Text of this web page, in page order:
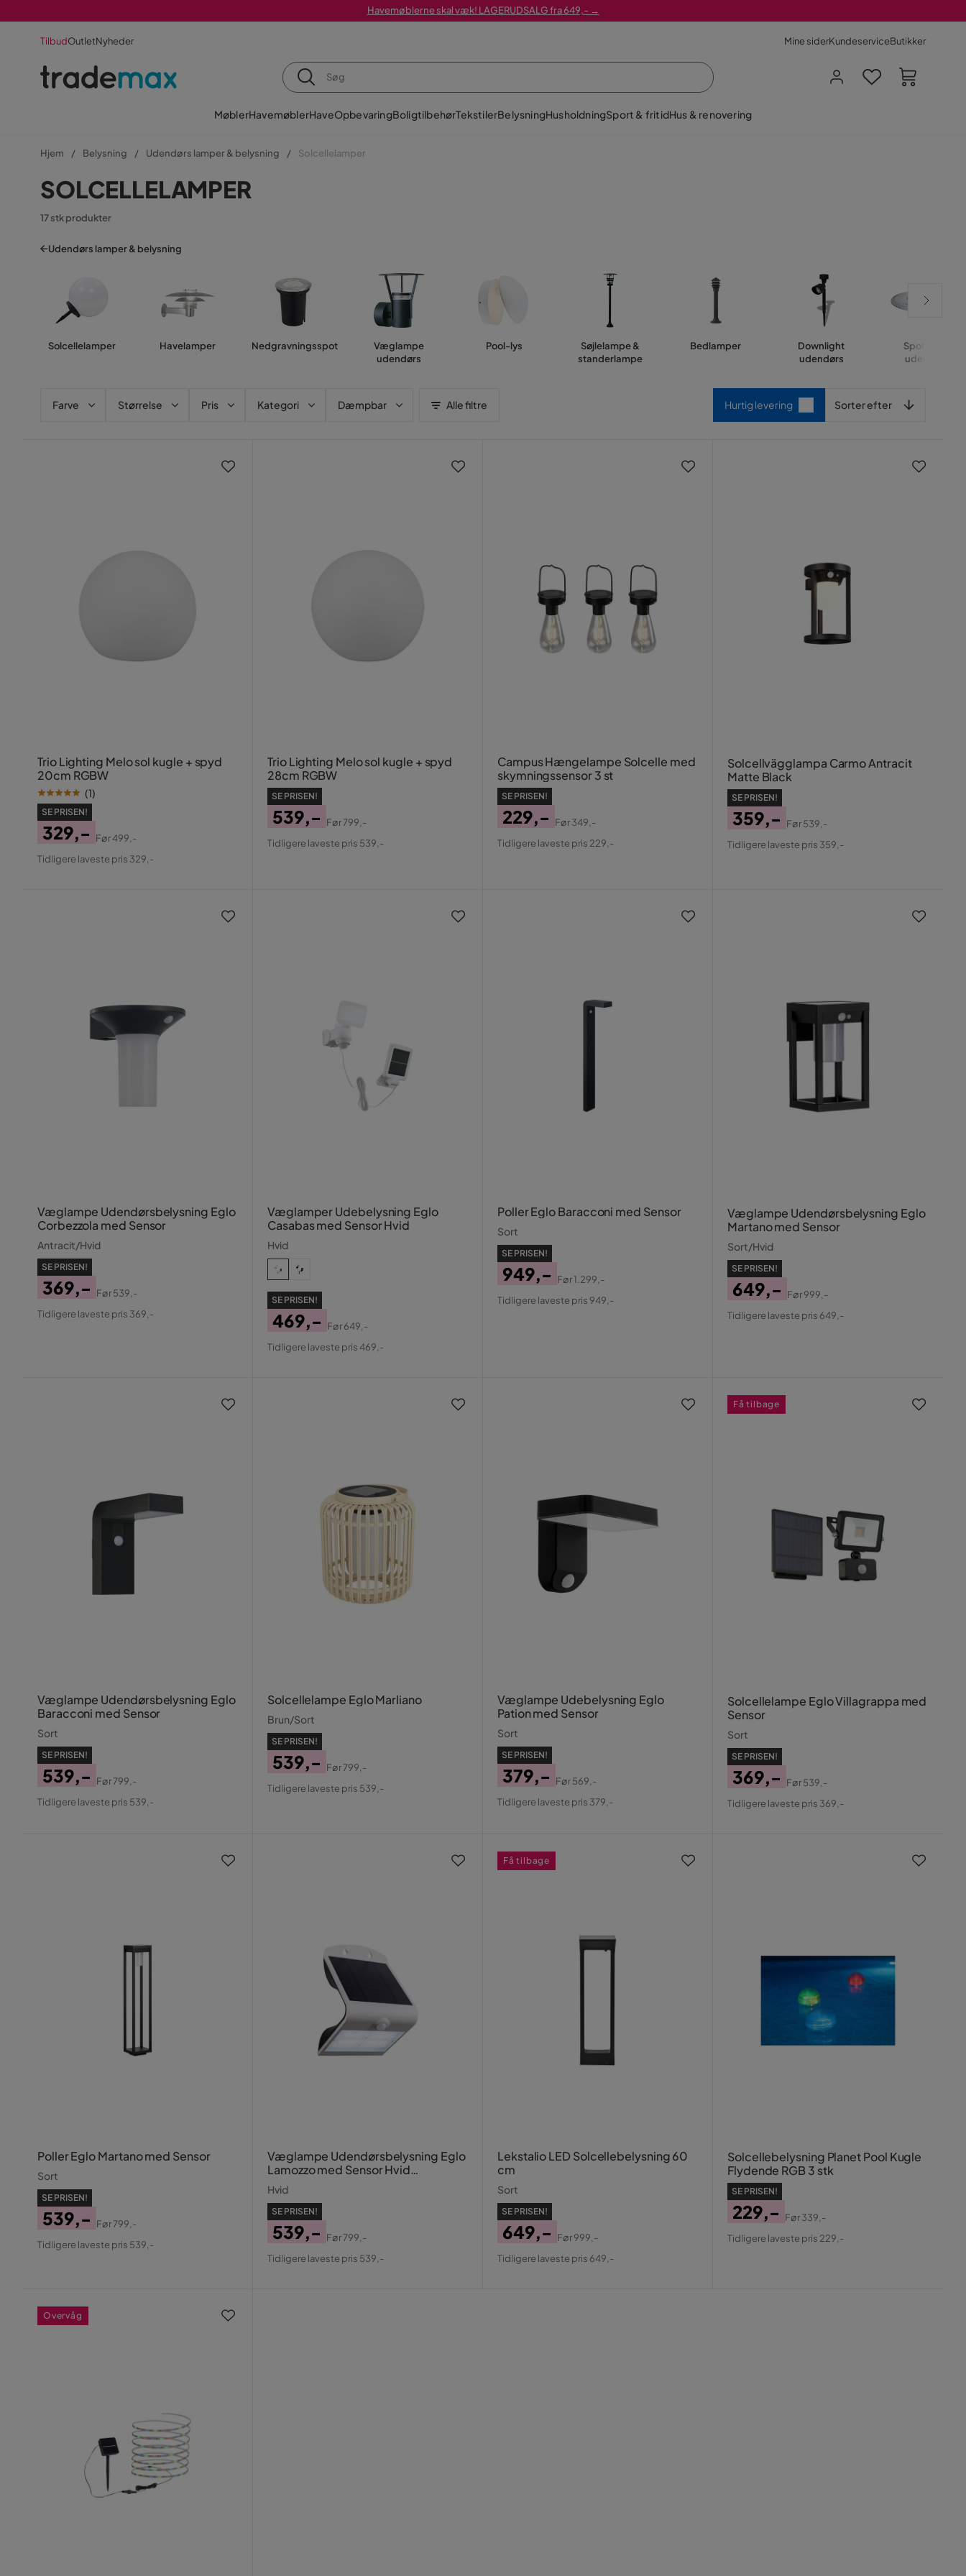
Havemøblerne skal væk! LAGERUDSALG fra 649,- →
TilbudOutletNyheder Mine siderKundeserviceButikker
MøblerHavemøblerHaveOpbevaringBoligtilbehørTekstilerBelysningHusholdningSport & fritidHus & renovering
Hjem Belysning Udendørs lamper & belysning Solcellelamper
SOLCELLELAMPER
17 stk produkter
Udendørs lamper & belysning
Solcellelamper Havelamper Nedgravningsspot
Væglampe
udendørs
Pool-lys
Søjlelampe &
standerlampe
Bedlamper
Downlight
udendørs
Spotlights
udendørs
Farve Størrelse Pris Kategori Dæmpbar Alle filtre Hurtig levering Sorter efter
Trio Lighting Melo sol kugle + spyd
20cm RGBW
(1)
SE PRISEN!
Pris
329,-
Original
Før499,-
Tidligere laveste pris 329,-
Trio Lighting Melo sol kugle + spyd
28cm RGBW
SE PRISEN!
Pris
539,-
Original
Før799,-
Tidligere laveste pris 539,-
Campus Hængelampe Solcelle med
skymningssensor 3 st
SE PRISEN!
Pris
229,-
Original
Før349,-
Tidligere laveste pris 229,-
Solcellvägglampa Carmo Antracit
Matte Black
SE PRISEN!
Pris
359,-
Original
Før539,-
Tidligere laveste pris 359,-
Væglampe Udendørsbelysning Eglo
Corbezzola med Sensor
Antracit/Hvid
SE PRISEN!
Pris
369,-
Original
Før539,-
Tidligere laveste pris 369,-
Væglamper Udebelysning Eglo
Casabas med Sensor Hvid
Hvid
SE PRISEN!
Pris
469,-
Original
Før649,-
Tidligere laveste pris 469,-
Poller Eglo Baracconi med Sensor
Sort
SE PRISEN!
Pris
949,-
Original
Før1.299,-
Tidligere laveste pris 949,-
Væglampe Udendørsbelysning Eglo
Martano med Sensor
Sort/Hvid
SE PRISEN!
Pris
649,-
Original
Før999,-
Tidligere laveste pris 649,-
Væglampe Udendørsbelysning Eglo
Baracconi med Sensor
Sort
SE PRISEN!
Pris
539,-
Original
Før799,-
Tidligere laveste pris 539,-
Solcellelampe Eglo Marliano
Brun/Sort
SE PRISEN!
Pris
539,-
Original
Før799,-
Tidligere laveste pris 539,-
Væglampe Udebelysning Eglo
Pation med Sensor
Sort
SE PRISEN!
Pris
379,-
Original
Før569,-
Tidligere laveste pris 379,-
Solcellelampe Eglo Villagrappa med
Sensor
Sort
SE PRISEN!
Pris
369,-
Original
Før539,-
Tidligere laveste pris 369,-
Få tilbage
Poller Eglo Martano med Sensor
Sort
SE PRISEN!
Pris
539,-
Original
Før799,-
Tidligere laveste pris 539,-
Væglampe Udendørsbelysning Eglo
Lamozzo med Sensor Hvid
Transparent
Hvid
SE PRISEN!
Pris
539,-
Original
Før799,-
Tidligere laveste pris 539,-
Lekstalio LED Solcellebelysning 60
cm
Sort
SE PRISEN!
Pris
649,-
Original
Før999,-
Tidligere laveste pris 649,-
Få tilbage
Solcellebelysning Planet Pool Kugle
Flydende RGB 3 stk
SE PRISEN!
Pris
229,-
Original
Før339,-
Tidligere laveste pris 229,-
Overvåg